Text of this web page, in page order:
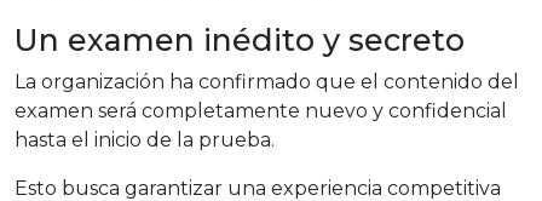
Un examen inédito y secreto
La organización ha confirmado que el contenido del
examen será completamente nuevo y confidencial
hasta el inicio de la prueba.
Esto busca garantizar una experiencia competitiva